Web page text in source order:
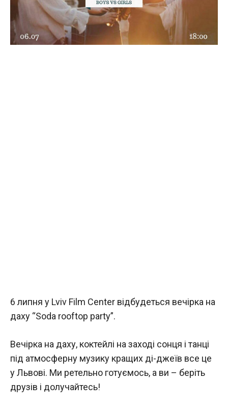
6 липня у Lviv Film Center відбудеться вечірка на
даху “Soda rooftop party”.
Вечірка на даху, коктейлі на заході сонця і танці
під атмосферну музику кращих ді-джеїв все це
у Львові. Ми ретельно готуємось, а ви – беріть
друзів і долучайтесь!